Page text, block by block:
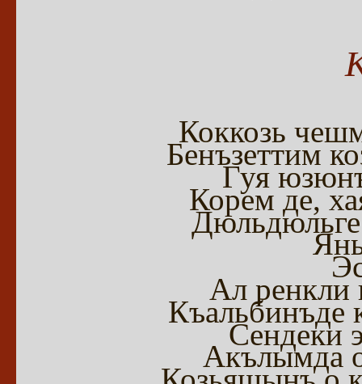
Коккозь
Бенъзеттим
Гуя
Корем де,
Дюльдюльге
Ал ренкли
Къальбинъде
Сендеки
Акълымда